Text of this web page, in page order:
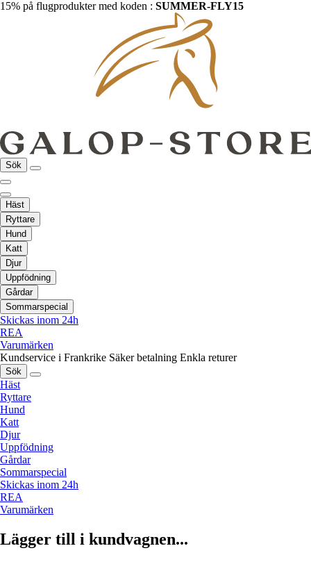
15% på flugprodukter med koden : SUMMER-FLY15
Sök
Häst
Ryttare
Hund
Katt
Djur
Uppfödning
Gårdar
Sommarspecial
Skickas inom 24h
REA
Varumärken
Kundservice i Frankrike Säker betalning Enkla returer
Sök
Häst
Ryttare
Hund
Katt
Djur
Uppfödning
Gårdar
Sommarspecial
Skickas inom 24h
REA
Varumärken
Lägger till i kundvagnen...